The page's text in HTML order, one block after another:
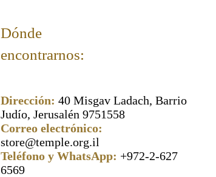
Dónde
encontrarnos:
Dirección: 40 Misgav Ladach, Barrio
Judío, Jerusalén 9751558
Correo electrónico:
store@temple.org.il
Teléfono y WhatsApp: +972-2-627
6569